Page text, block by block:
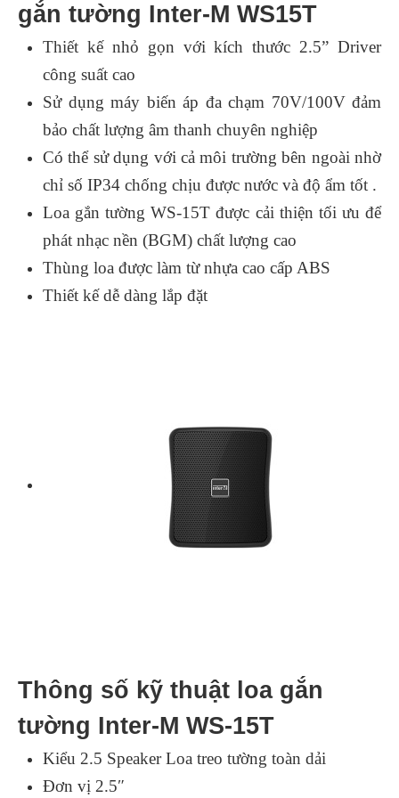
gắn tường Inter-M WS15T
Thiết kế nhỏ gọn với kích thước 2.5” Driver
công suất cao
Sử dụng máy biến áp đa chạm 70V/100V đảm
bảo chất lượng âm thanh chuyên nghiệp
Có thể sử dụng với cả môi trường bên ngoài nhờ
chỉ số IP34 chống chịu được nước và độ ẩm tốt .
Loa gắn tường WS-15T được cải thiện tối ưu để
phát nhạc nền (BGM) chất lượng cao
Thùng loa được làm từ nhựa cao cấp ABS
Thiết kế dễ dàng lắp đặt
Thông số kỹ thuật loa gắn
tường Inter-M WS-15T
Kiểu 2.5 Speaker Loa treo tường toàn dải
Đơn vị 2.5″